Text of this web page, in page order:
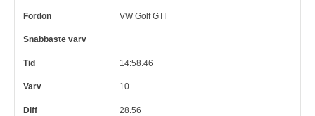
VW Golf GTI
14:58.46
10
28.56